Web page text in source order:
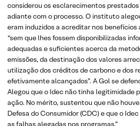
considerou os esclarecimentos
adiante com o processo. O instituto
eram induzidos a acreditar nos benefícios
“sem que lhes fossem disponibilizadas
adequadas e suficientes acerca da
emissões, da destinação dos valores
utilização dos créditos de carbono e dos
efetivamente alcançados”. A Gol se
Alegou que o Idec não tinha legitimidade
ação. No mérito, sustentou que não
Defesa do Consumidor (CDC) e que o
as falhas alegadas nos programas.”